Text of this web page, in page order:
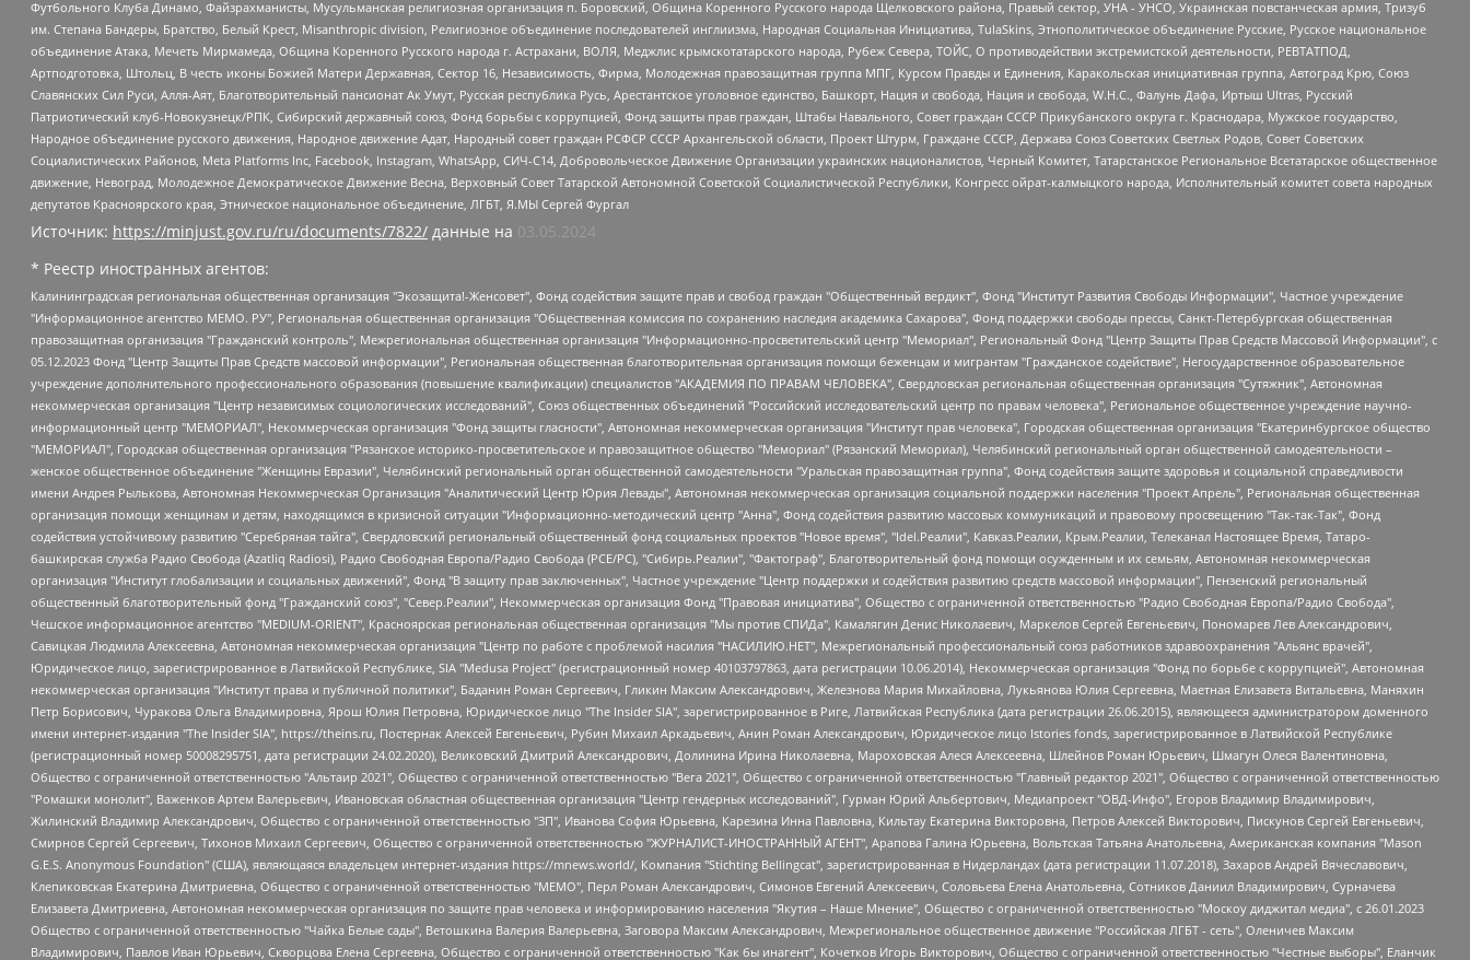
Футбольного Клуба Динамо, Файзрахманисты, Мусульманская религиозная организация п. Боровский, Община Коренного Русского народа Щелковского района, Правый сектор, УНА - УНСО, Украинская повстанческая армия, Тризуб
им. Степана Бандеры, Братство, Белый Крест, Misanthropic division, Религиозное объединение последователей инглиизма, Народная Социальная Инициатива, TulaSkins, Этнополитическое объединение Русские, Русское национальное
объединение Атака, Мечеть Мирмамеда, Община Коренного Русского народа г. Астрахани, ВОЛЯ, Меджлис крымскотатарского народа, Рубеж Севера, ТОЙС, О противодействии экстремистской деятельности, РЕВТАТПОД,
Артподготовка, Штольц, В честь иконы Божией Матери Державная, Сектор 16, Независимость, Фирма, Молодежная правозащитная группа МПГ, Курсом Правды и Единения, Каракольская инициативная группа, Автоград Крю, Союз
Славянских Сил Руси, Алля-Аят, Благотворительный пансионат Ак Умут, Русская республика Русь, Арестантское уголовное единство, Башкорт, Нация и свобода, Нация и свобода, W.H.С., Фалунь Дафа, Иртыш Ultras, Русский
Патриотический клуб-Новокузнецк/РПК, Сибирский державный союз, Фонд борьбы с коррупцией, Фонд защиты прав граждан, Штабы Навального, Совет граждан СССР Прикубанского округа г. Краснодара, Мужское государство,
Народное объединение русского движения, Народное движение Адат, Народный совет граждан РСФСР СССР Архангельской области, Проект Штурм, Граждане СССР, Держава Союз Советских Светлых Родов, Совет Советских
Социалистических Районов, Meta Platforms Inc, Facebook, Instagram, WhatsApp, СИЧ-С14, Добровольческое Движение Организации украинских националистов, Черный Комитет, Татарстанское Региональное Всетатарское общественное
движение, Невоград, Молодежное Демократическое Движение Весна, Верховный Совет Татарской Автономной Советской Социалистической Республики, Конгресс ойрат-калмыцкого народа, Исполнительный комитет совета народных
депутатов Красноярского края, Этническое национальное объединение, ЛГБТ, Я.МЫ Сергей Фургал
Источник: https://minjust.gov.ru/ru/documents/7822/ данные на 03.05.2024
* Реестр иностранных агентов:
Калининградская региональная общественная организация "Экозащита!-Женсовет", Фонд содействия защите прав и свобод граждан "Общественный вердикт", Фонд "Институт Развития Свободы Информации", Частное учреждение "Информационное агентство МЕМО. РУ", Региональная общественная организация "Общественная комиссия по сохранению наследия академика Сахарова", Фонд поддержки свободы прессы, Санкт-Петербургская общественная правозащитная организация "Гражданский контроль", Межрегиональная общественная организация "Информационно-просветительский центр "Мемориал", Региональный Фонд "Центр Защиты Прав Средств Массовой Информации", с 05.12.2023 Фонд "Центр Защиты Прав Средств массовой информации", Региональная общественная благотворительная организация помощи беженцам и мигрантам "Гражданское содействие", Негосударственное образовательное учреждение дополнительного профессионального образования (повышение квалификации) специалистов "АКАДЕМИЯ ПО ПРАВАМ ЧЕЛОВЕКА", Свердловская региональная общественная организация "Сутяжник", Автономная некоммерческая организация "Центр независимых социологических исследований", Союз общественных объединений "Российский исследовательский центр по правам человека", Региональное общественное учреждение научно-информационный центр "МЕМОРИАЛ", Некоммерческая организация "Фонд защиты гласности", Автономная некоммерческая организация "Институт прав человека", Городская общественная организация "Екатеринбургское общество "МЕМОРИАЛ", Городская общественная организация "Рязанское историко-просветительское и правозащитное общество "Мемориал" (Рязанский Мемориал), Челябинский региональный орган общественной самодеятельности – женское общественное объединение "Женщины Евразии", Челябинский региональный орган общественной самодеятельности "Уральская правозащитная группа", Фонд содействия защите здоровья и социальной справедливости имени Андрея Рылькова, Автономная Некоммерческая Организация "Аналитический Центр Юрия Левады", Автономная некоммерческая организация социальной поддержки населения "Проект Апрель", Региональная общественная организация помощи женщинам и детям, находящимся в кризисной ситуации "Информационно-методический центр "Анна", Фонд содействия развитию массовых коммуникаций и правовому просвещению "Так-так-Так", Фонд содействия устойчивому развитию "Серебряная тайга", Свердловский региональный общественный фонд социальных проектов "Новое время", "Idel.Реалии", Кавказ.Реалии, Крым.Реалии, Телеканал Настоящее Время, Татаро-башкирская служба Радио Свобода (Azatliq Radiosi), Радио Свободная Европа/Радио Свобода (PCE/PC), "Сибирь.Реалии", "Фактограф", Благотворительный фонд помощи осужденным и их семьям, Автономная некоммерческая организация "Институт глобализации и социальных движений", Фонд "В защиту прав заключенных", Частное учреждение "Центр поддержки и содействия развитию средств массовой информации", Пензенский региональный общественный благотворительный фонд "Гражданский союз", "Север.Реалии", Некоммерческая организация Фонд "Правовая инициатива", Общество с ограниченной ответственностью "Радио Свободная Европа/Радио Свобода", Чешское информационное агентство "MEDIUM-ORIENT", Красноярская региональная общественная организация "Мы против СПИДа", Камалягин Денис Николаевич, Маркелов Сергей Евгеньевич, Пономарев Лев Александрович, Савицкая Людмила Алексеевна, Автономная некоммерческая организация "Центр по работе с проблемой насилия "НАСИЛИЮ.НЕТ", Межрегиональный профессиональный союз работников здравоохранения "Альянс врачей", Юридическое лицо, зарегистрированное в Латвийской Республике, SIA "Medusa Project" (регистрационный номер 40103797863, дата регистрации 10.06.2014), Некоммерческая организация "Фонд по борьбе с коррупцией", Автономная некоммерческая организация "Институт права и публичной политики", Баданин Роман Сергеевич, Гликин Максим Александрович, Железнова Мария Михайловна, Лукьянова Юлия Сергеевна, Маетная Елизавета Витальевна, Маняхин Петр Борисович, Чуракова Ольга Владимировна, Ярош Юлия Петровна, Юридическое лицо "The Insider SIA", зарегистрированное в Риге, Латвийская Республика (дата регистрации 26.06.2015), являющееся администратором доменного имени интернет-издания "The Insider SIA", https://theins.ru, Постернак Алексей Евгеньевич, Рубин Михаил Аркадьевич, Анин Роман Александрович, Юридическое лицо Istories fonds, зарегистрированное в Латвийской Республике (регистрационный номер 50008295751, дата регистрации 24.02.2020), Великовский Дмитрий Александрович, Долинина Ирина Николаевна, Мароховская Алеся Алексеевна, Шлейнов Роман Юрьевич, Шмагун Олеся Валентиновна, Общество с ограниченной ответственностью "Альтаир 2021", Общество с ограниченной ответственностью "Вега 2021", Общество с ограниченной ответственностью "Главный редактор 2021", Общество с ограниченной ответственностью "Ромашки монолит", Важенков Артем Валерьевич, Ивановская областная общественная организация "Центр гендерных исследований", Гурман Юрий Альбертович, Медиапроект "ОВД-Инфо", Егоров Владимир Владимирович, Жилинский Владимир Александрович, Общество с ограниченной ответственностью "ЗП", Иванова София Юрьевна, Карезина Инна Павловна, Кильтау Екатерина Викторовна, Петров Алексей Викторович, Пискунов Сергей Евгеньевич, Смирнов Сергей Сергеевич, Тихонов Михаил Сергеевич, Общество с ограниченной ответственностью "ЖУРНАЛИСТ-ИНОСТРАННЫЙ АГЕНТ", Арапова Галина Юрьевна, Вольтская Татьяна Анатольевна, Американская компания "Mason G.E.S. Anonymous Foundation" (США), являющаяся владельцем интернет-издания https://mnews.world/, Компания "Stichting Bellingcat", зарегистрированная в Нидерландах (дата регистрации 11.07.2018), Захаров Андрей Вячеславович, Клепиковская Екатерина Дмитриевна, Общество с ограниченной ответственностью "МЕМО", Перл Роман Александрович, Симонов Евгений Алексеевич, Соловьева Елена Анатольевна, Сотников Даниил Владимирович, Сурначева Елизавета Дмитриевна, Автономная некоммерческая организация по защите прав человека и информированию населения "Якутия – Наше Мнение", Общество с ограниченной ответственностью "Москоу диджитал медиа", с 26.01.2023 Общество с ограниченной ответственностью "Чайка Белые сады", Ветошкина Валерия Валерьевна, Заговора Максим Александрович, Межрегиональное общественное движение "Российская ЛГБТ - сеть", Оленичев Максим Владимирович, Павлов Иван Юрьевич, Скворцова Елена Сергеевна, Общество с ограниченной ответственностью "Как бы инагент", Кочетков Игорь Викторович, Общество с ограниченной ответственностью "Честные выборы", Еланчик Олег Александрович, Общество с ограниченной ответственностью "Нобелевский призыв", Гималова Регина Эмилевна, Григорьев Андрей Валерьевич, Григорьева Алина Александровна, Ассоциация по содействию защите прав призывников, альтернативнослужащих и военнослужащих "Правозащитная группа "Гражданин.Армия.Право", Хисамова Регина Фаритовна, Автономная некоммерческая организация по реализации социально-правовых программ "Лилит", Дальневосточное общественное движение "Маяк", Санкт-Петербургская ЛГБТ-инициативная группа "Выход", Инициативная группа ЛГБТ+ "Реверс", Алексеев Андрей Викторович, Бекбулатова Таисия Львовна, Беляев Иван Михайлович, Владыкина Елена Сергеевна, Гельман Марат Александрович, Никульшина Вероника Юрьевна, Толоконникова Надежда Андреевна, Шендерович Виктор Анатольевич, Общество с ограниченной ответственностью "Данное сообщение", Общество с ограниченной ответственностью Издательский дом "Новая глава", Айнбиндер Александра Александровна, Московский комьюнити-центр для ЛГБТ+инициатив, Благотворительный фонд развития филантропии, Deutsche Welle (Германия, Kurt-Schumacher-Strasse 3, 53113 Bonn), Борзунова Мария Михайловна, Воробьев Виктор Викторович, Голубева Анна Львовна, Константинова Алла Михайловна, Малкова Ирина Владимировна, Мурадов Мурад Абдулгалимович, Осетинская Елизавета Николаевна, Понасенков Евгений Николаевич, Ганапольский Матвей Юрьевич, Киселев Евгений Алексеевич, Борухович Ирина Григорьевна, Дремин Иван Тимофеевич, Дубровский Дмитрий Викторович, Красноярская региональная общественная организация поддержки и развития альтернативных образовательных технологий и межкультурных коммуникаций "ИНТЕРРА", Маяковская Екатерина Алексеевна, Фейгин Марк Захарович, Филимонов Андрей Викторович, Дзугкоева Регина Николаевна, Доброхотов Роман Александрович, Дудь Юрий Александрович, Елкин Сергей Владимирович, Кругликов Кирилл Игоревич, Сабунаева Мария Леонидовна, Семенов Алексей Владимирович, Шаинян Карен Багратович, Шульман Екатерина Михайловна, Асафьев Артур Валерьевич, Вахштайн Виктор Семенович, Венедиктов Алексей Алексеевич, Лушникова Екатерина Евгеньевна, Волков Леонид Михайлович, Невзоров Александр Глебович, Пархоменко Сергей Борисович, Сироткин Ярослав Николаевич, Кара-Мурза Владимир Владимирович, Баранова Наталья Владимировна, Гозман Леонид Яковлевич, Кагарлицкий Борис Юльевич, Климарев Михаил Валерьевич, Милов Владимир Станиславович, Автономная некоммерческая организация Краснодарский центр современного искусства "Типография", Моргенштерн Алишер Тагирович, Соболь Любовь Эдуардовна, Общество с ограниченной ответственностью "ЛИЗА НОРМ", Каспаров Гарри Кимович, Ходорковский Михаил Борисович, Общество с ограниченной ответственностью "Апрельские тезисы", Данилович Ирина Брониславовна, Кашин Олег Владимирович, Петров Николай Владимирович, Пивоваров Алексей Владимирович, Соколов Михаил Владимирович, Цветкова Юлия Владимировна, Чичваркин Евгений Александрович, Комитет против пыток/Команда против пыток, Общество с ограниченной ответственностью "Первый научный", Общество с ограниченной ответственностью "Вертолет и ко", Белоцерковская Вероника Борисовна, Кац Максим Евгеньевич, Лазарева Татьяна Юрьевна, Шаведдинов Руслан Табризович, Яшин Илья Валерьевич, Общество с ограниченной ответственностью "Иноагент ААВ", Алешковский Дмитрий Петрович, Альбац Евгения Марковна, Быков Дмитрий Львович, Галямина Юлия Евгеньевна, Лойко Сергей Леонидович, Мартынов Кирилл Константинович, Медведев Сергей Александрович, Крашенинников Федор Геннадиевич, Гордеева Катерина Вл